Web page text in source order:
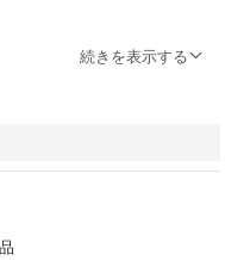
続きを表示する